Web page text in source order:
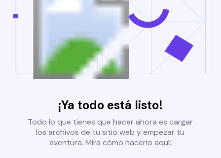
¡Ya todo está listo!
Todo lo que tienes que hacer ahora es cargar
los archivos de tu sitio web y empezar tu
aventura. Mira cómo hacerlo aquí: